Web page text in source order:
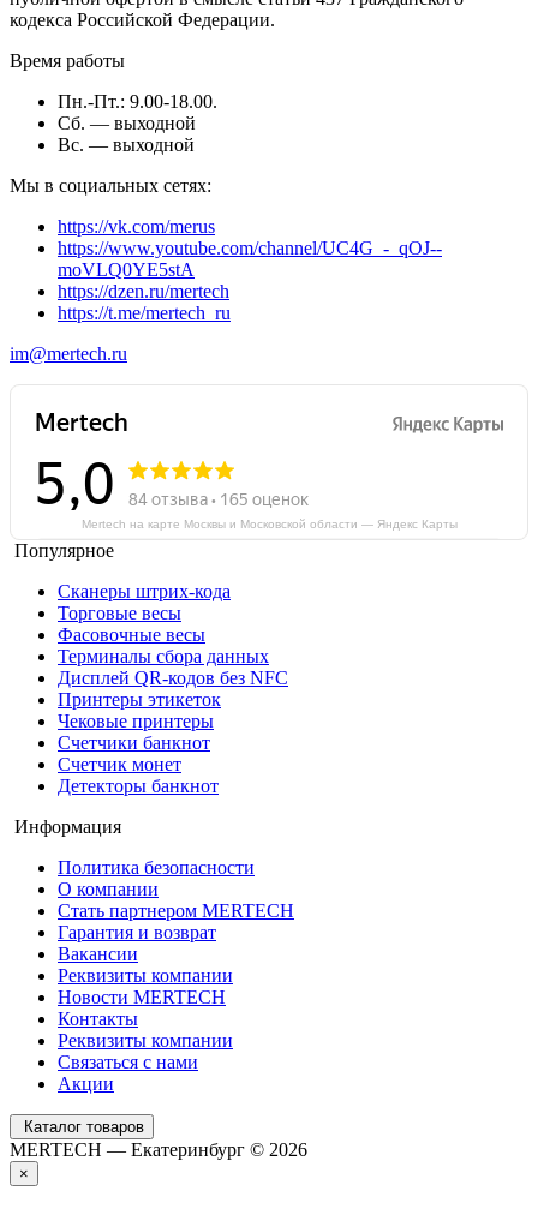
кодекса Российской Федерации.
Время работы
Пн.-Пт.: 9.00-18.00.
Сб. — выходной
Вс. — выходной
Мы в социальных сетях:
https://vk.com/merus
https://www.youtube.com/channel/UC4G_-_qOJ--
moVLQ0YE5stA
https://dzen.ru/mertech
https://t.me/mertech_ru
im@mertech.ru
Mertech на карте Москвы и Московской области — Яндекс Карты
Популярное
Сканеры штрих-кода
Торговые весы
Фасовочные весы
Терминалы сбора данных
Дисплей QR-кодов без NFC
Принтеры этикеток
Чековые принтеры
Счетчики банкнот
Счетчик монет
Детекторы банкнот
Информация
Политика безопасности
О компании
Стать партнером MERTECH
Гарантия и возврат
Вакансии
Реквизиты компании
Новости MERTECH
Контакты
Реквизиты компании
Связаться с нами
Акции
Каталог товаров
MERTECH — Екатеринбург © 2026
×